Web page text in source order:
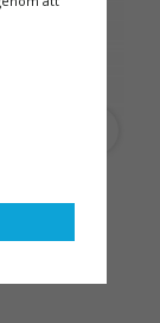
8x70 mm
kr